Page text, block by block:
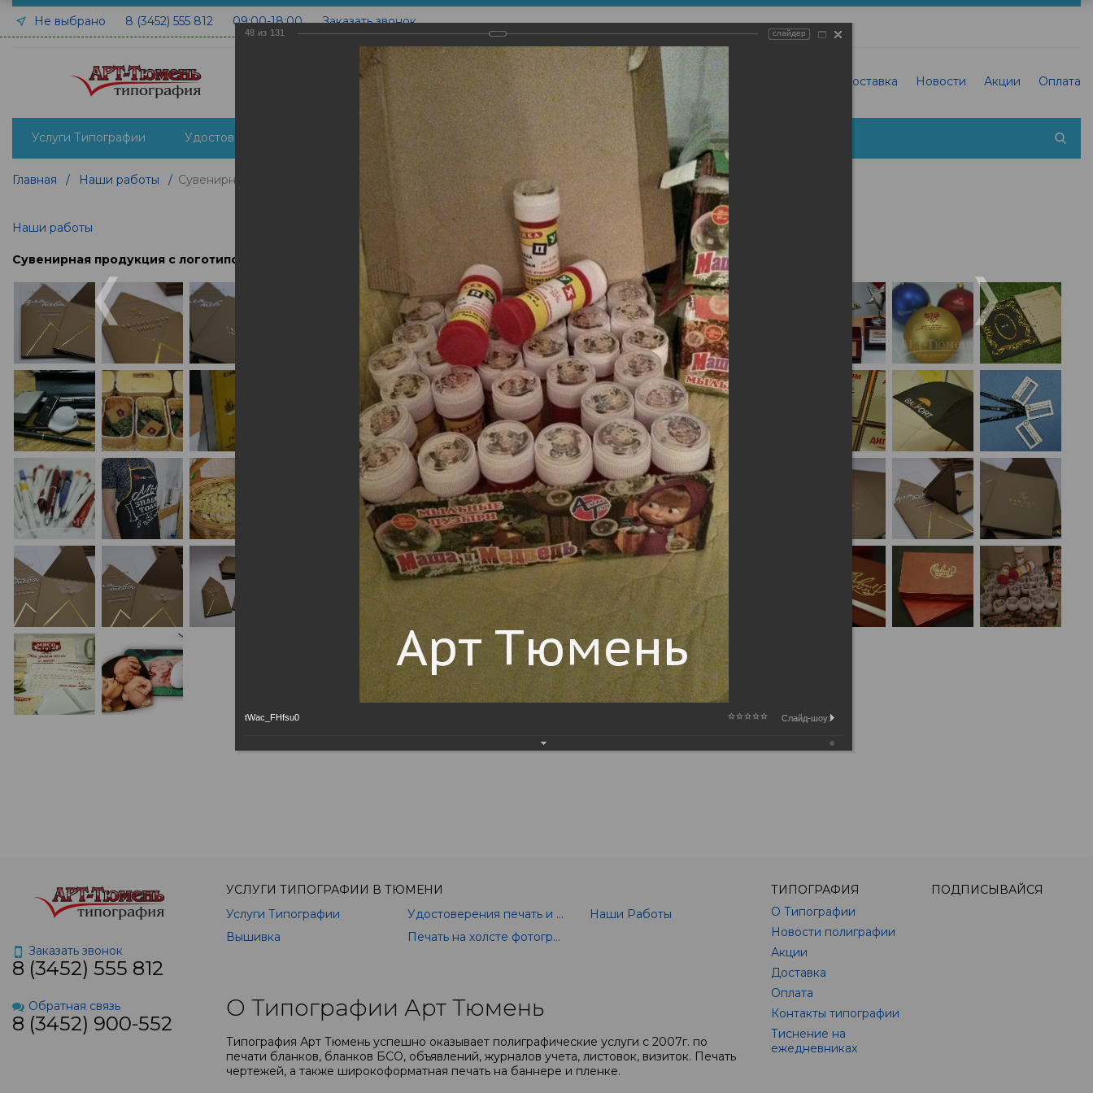
Не выбрано 8 (3452) 555 812 09:00-18:00 Заказать звонок
Контакты Доставка Новости Акции Оплата
Услуги Типографии Удостоверения печать и изготовление Наши Работы Вышивка Печать на холсте фотографии
Главная / Наши работы / Сувенирная продукция с логотипом
Наши работы
Сувенирная продукция с логотипом
Заказать звонок
8 (3452) 555 812
Обратная связь
8 (3452) 900-552
УСЛУГИ ТИПОГРАФИИ В ТЮМЕНИ
Услуги Типографии
Удостоверения печать и изготовление
Наши Работы
Вышивка
Печать на холсте фотографии
О Типографии Арт Тюмень
Типография Арт Тюмень успешно оказывает полиграфические услуги с 2007г. по
печати бланков, бланков БСО, объявлений, журналов учета, листовок, визиток. Печать
чертежей, а также широкоформатная печать на баннере и пленке.
ТИПОГРАФИЯ
О Типографии
Новости полиграфии
Акции
Доставка
Оплата
Контакты типографии
Тиснение на
ежедневниках
ПОДПИСЫВАЙСЯ
48 из 131 слайдер
tWac_FHfsu0 Слайд-шоу: